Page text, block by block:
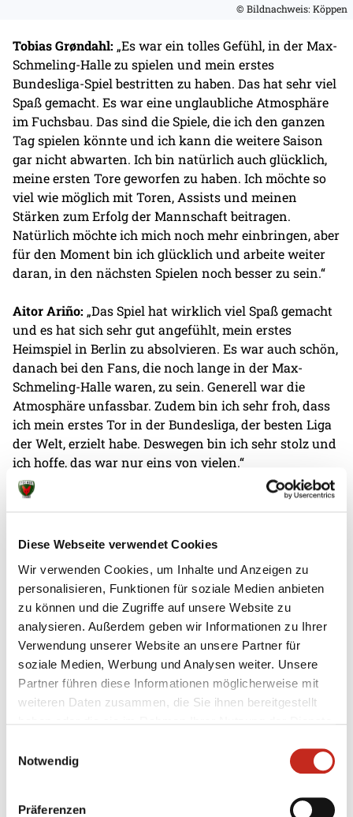
Diese Webseite verwendet Cookies
Wir verwenden Cookies, um Inhalte und Anzeigen zu
personalisieren, Funktionen für soziale Medien anbieten
zu können und die Zugriffe auf unsere Website zu
analysieren. Außerdem geben wir Informationen zu Ihrer
Verwendung unserer Website an unsere Partner für
soziale Medien, Werbung und Analysen weiter. Unsere
Partner führen diese Informationen möglicherweise mit
weiteren Daten zusammen, die Sie ihnen bereitgestellt
Notwendig
Präferenzen
© Bildnachweis: Köppen
Tobias Grøndahl: „Es war ein tolles Gefühl, in der Max-
Schmeling-Halle zu spielen und mein erstes
Bundesliga-Spiel bestritten zu haben. Das hat sehr viel
Spaß gemacht. Es war eine unglaubliche Atmosphäre
im Fuchsbau. Das sind die Spiele, die ich den ganzen
Tag spielen könnte und ich kann die weitere Saison
gar nicht abwarten. Ich bin natürlich auch glücklich,
meine ersten Tore geworfen zu haben. Ich möchte so
viel wie möglich mit Toren, Assists und meinen
Stärken zum Erfolg der Mannschaft beitragen.
Natürlich möchte ich mich noch mehr einbringen, aber
für den Moment bin ich glücklich und arbeite weiter
daran, in den nächsten Spielen noch besser zu sein.“
Aitor Ariño: „Das Spiel hat wirklich viel Spaß gemacht
und es hat sich sehr gut angefühlt, mein erstes
Heimspiel in Berlin zu absolvieren. Es war auch schön,
danach bei den Fans, die noch lange in der Max-
Schmeling-Halle waren, zu sein. Generell war die
Atmosphäre unfassbar. Zudem bin ich sehr froh, dass
ich mein erstes Tor in der Bundesliga, der besten Liga
der Welt, erzielt habe. Deswegen bin ich sehr stolz und
ich hoffe, das war nur eins von vielen.“
Weitere News
05.08.2026 | Spielbericht | pg
Erster Gradmesser gegen Topteam aus
Das vierte Testspiel seit dem Beginn der
erste Standortbestimmung für das Team von